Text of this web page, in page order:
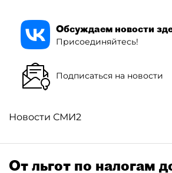
Обсуждаем новости
Присоединяйтесь!
Подписаться на новости
Новости СМИ2
От льгот по налогам